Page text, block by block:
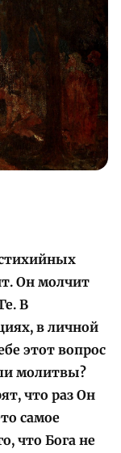
Он молчит
В
в личной
этот вопрос
молитвы?
что раз Он
самое
что Бога не